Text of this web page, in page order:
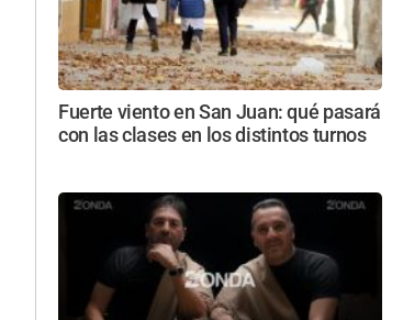
Fuerte viento en San Juan: qué pasará
con las clases en los distintos turnos